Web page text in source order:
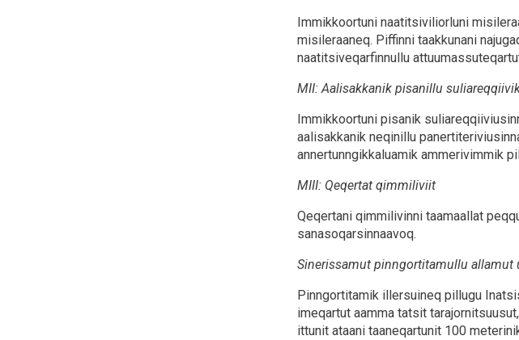
Immikkoortuni naatitsiviliorluni
misileraaneq. Piffinni taakkunani
naatitsiveqarfinnullu
MII: Aalisakkanik pisanillu
Immikkoortuni pisanik
aalisakkanik neqinillu
annertunngikkaluamik ammerivimmik
MIII: Qeqertat qimmiliviit
Qeqertani qimmilivinni taamaallat
sanasoqarsinnaavoq.
Sinerissamut pinngortitamullu allamut
Pinngortitamik illersuineq pillugu
imeqartut aamma tatsit
ittunit ataani taaneqartunit 100